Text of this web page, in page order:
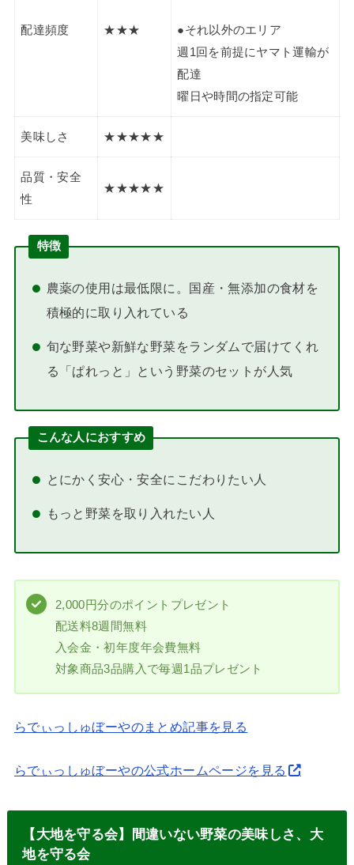
配達
曜日や時間の指定可能
品質・安全
★★★★★
農薬の使用は最低限に。国産・無添加の食材を
旬な野菜や新鮮な野菜をランダムで届けてくれ
る「ぱれっと」という野菜のセットが人気
とにかく安心・安全にこだわりたい人
2,000円分のポイントプレゼント
配送料8週間無料
入会金・初年度年会費無料
対象商品3品購入で毎週1品プレゼント
らでぃっしゅぼーやのまとめ記事を見る
らでぃっしゅぼーやの公式ホームページを見る